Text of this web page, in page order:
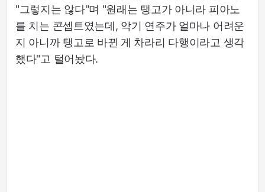
"그렇지는 않다"며 "원래는 탱고가 아니라 피아노
를 치는 콘셉트였는데, 악기 연주가 얼마나 어려운
지 아니까 탱고로 바뀐 게 차라리 다행이라고 생각
했다"고 털어놨다.